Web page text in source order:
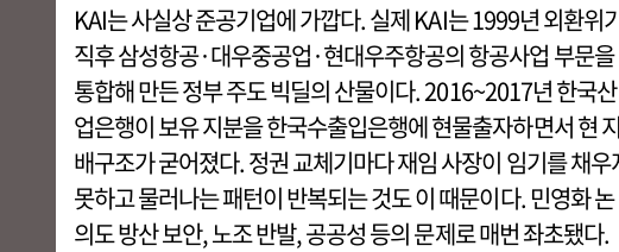
KAI는 사실상 준공기업에 가깝다. 실제 KAI는 1999년 외환위
직후 삼성항공·대우중공업·현대우주항공의 항공사업 부문을
통합해 만든 정부 주도 빅딜의 산물이다. 2016~2017년 한국산
업은행이 보유 지분을 한국수출입은행에 현물출자하면서 현 지
배구조가 굳어졌다. 정권 교체기마다 재임 사장이 임기를 채우
못하고 물러나는 패턴이 반복되는 것도 이 때문이다. 민영화 논
의도 방산 보안, 노조 반발, 공공성 등의 문제로 매번 좌초됐다.